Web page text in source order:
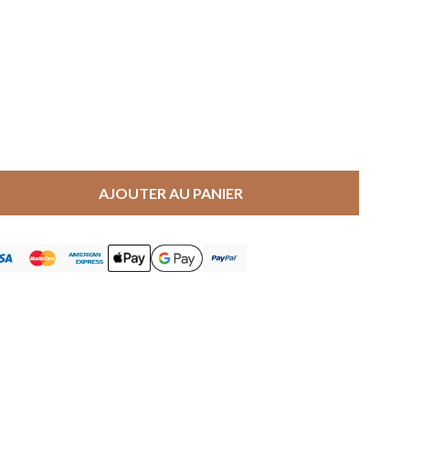
AJOUTER AU PANIER